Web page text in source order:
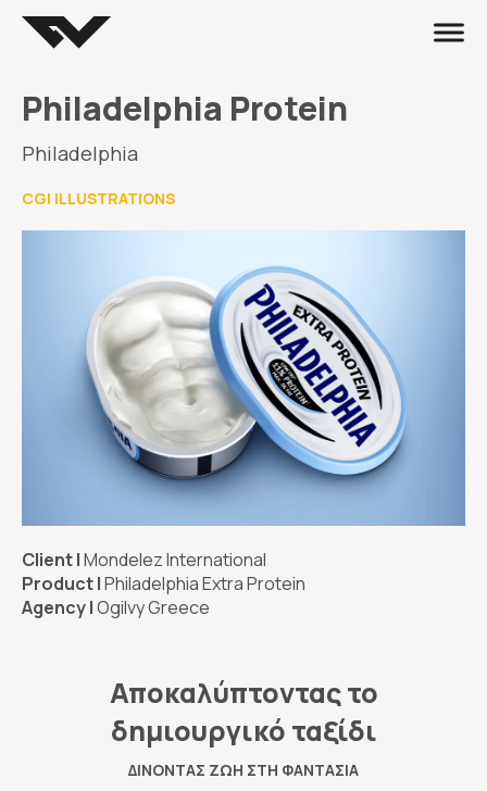
Philadelphia Protein
Philadelphia
CGI ILLUSTRATIONS
Client |Mondelez International
Product |Philadelphia Extra Protein
Agency |Ogilvy Greece
Αποκαλύπτοντας το
δημιουργικό ταξίδι
ΔΊΝΟΝΤΑΣ ΖΩΉ ΣΤΗ ΦΑΝΤΑΣΊΑ